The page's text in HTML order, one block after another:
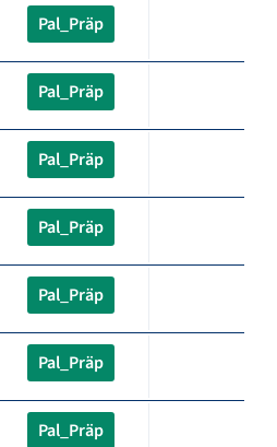
Pal_Präp
Pal_Präp
Pal_Präp
Pal_Präp
Pal_Präp
Pal_Präp
Pal_Präp